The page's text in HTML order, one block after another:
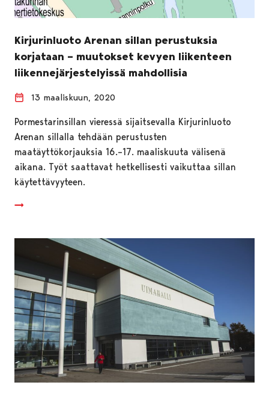
Kirjurinluoto Arenan sillan perustuksia
korjataan – muutokset kevyen liikenteen
liikennejärjestelyissä mahdollisia
13 maaliskuun, 2020
Pormestarinsillan vieressä sijaitsevalla Kirjurinluoto
Arenan sillalla tehdään perustusten
maatäyttökorjauksia 16.–17. maaliskuuta välisenä
aikana. Työt saattavat hetkellisesti vaikuttaa sillan
käytettävyyteen.